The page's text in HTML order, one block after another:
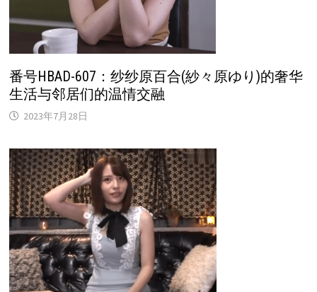
番号HBAD-607：纱纱原百合(紗々原ゆり)的奢华
生活与邻居们的温情交融
2023年7月28日